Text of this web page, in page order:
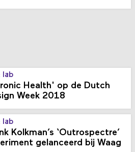
lab
Health' op de Dutch
Week 2018
lab
Kolkman’s ‘Outrospectre’
gelanceerd bij Waag